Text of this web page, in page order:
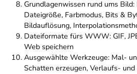
Grundlagenwissen rund ums
Dateigröße, Farbmodus, Bits &
Bildauflösung,
Dateiformate fürs WWW: GIF,
Web speichern
Ausgewählte Werkzeuge: Mal-
Schatten erzeugen, Verlaufs-